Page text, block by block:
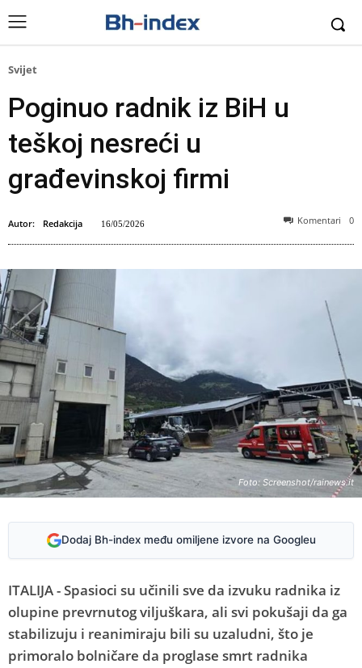
Svijet
Poginuo radnik iz BiH u
teškoj nesreći u
građevinskoj firmi
Autor: Redakcija 16/05/2026 Komentari 0
Foto: Screenshot/rainews.it
Dodaj Bh-index među omiljene izvore na Googleu
ITALIJA - Spasioci su učinili sve da izvuku radnika iz
olupine prevrnutog viljuškara, ali svi pokušaji da ga
stabilizuju i reanimiraju bili su uzaludni, što je
primoralo bolničare da proglase smrt radnika